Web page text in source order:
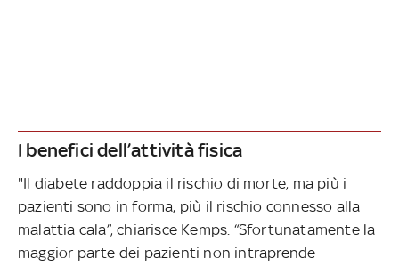
I benefici dell’attività fisica
"Il diabete raddoppia il rischio di morte, ma più i
pazienti sono in forma, più il rischio connesso alla
malattia cala”, chiarisce Kemps. “Sfortunatamente la
maggior parte dei pazienti non intraprende